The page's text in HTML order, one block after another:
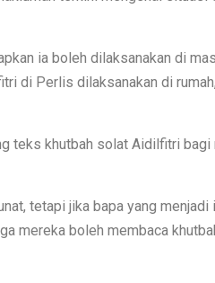
ia boleh dilaksanakan di
di Perlis dilaksanakan di
teks khutbah solat Aidilfitri bagi
tetapi jika bapa yang menjadi
mereka boleh membaca